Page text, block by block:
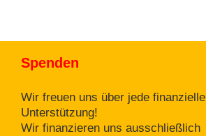
Spenden
Wir freuen uns über jede finanzielle
Unterstützung!
Wir finanzieren uns ausschließlich